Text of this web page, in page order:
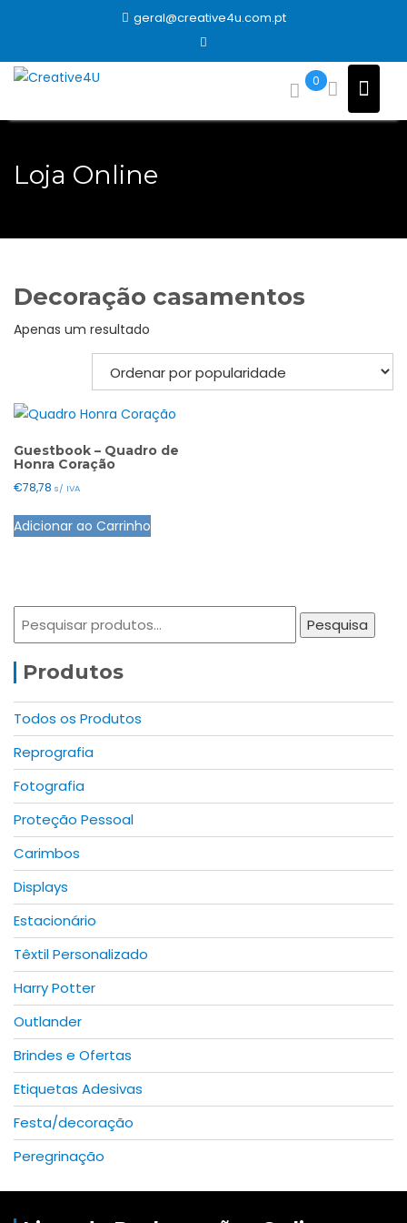
geral@creative4u.com.pt
0
Loja Online
Decoração casamentos
Apenas um resultado
Guestbook – Quadro de
Honra Coração
€78,78 s/ IVA
Adicionar ao Carrinho
Pesquisar
Pesquisa
Produtos
Todos os Produtos
Reprografia
Fotografia
Proteção Pessoal
Carimbos
Displays
Estacionário
Têxtil Personalizado
Harry Potter
Outlander
Brindes e Ofertas
Etiquetas Adesivas
Festa/decoração
Peregrinação